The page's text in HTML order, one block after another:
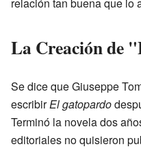
relación tan buena que lo
La Creación de
Se dice que Giuseppe
escribirEl gatopardo
Terminó la novela dos
editoriales no quisieron